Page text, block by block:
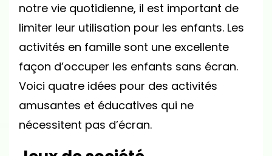
notre vie quotidienne, il est important de
limiter leur utilisation pour les enfants. Les
activités en famille sont une excellente
façon d’occuper les enfants sans écran.
Voici quatre idées pour des activités
amusantes et éducatives qui ne
nécessitent pas d’écran.